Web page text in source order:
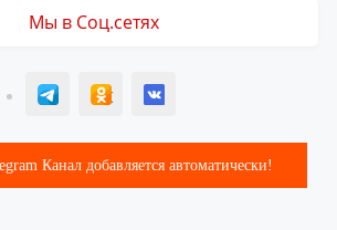
Мы в Соц.сетях
T ОК ВК
Канал добавляется автоматически!